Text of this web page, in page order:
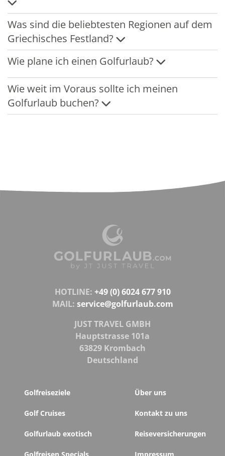
Was sind die beliebtesten Regionen auf dem
Griechisches Festland?
Wie plane ich einen Golfurlaub?
Wie weit im Voraus sollte ich meinen
Golfurlaub buchen?
HOTLINE: +49 (0) 6024 677 910
MAIL: service@golfurlaub.com
JUST TRAVEL GMBH
Hauptstrasse 101a
63829 Krombach
Deutschland
Golfreiseziele
Golf Cruises
Golfurlaub exotisch
Über uns
Kontakt zu uns
Reiseversicherungen